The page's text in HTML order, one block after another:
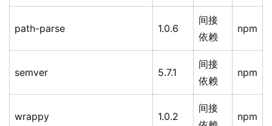
path-parse 1.0.6
间接
依赖
npm
semver 5.7.1
间接
依赖
npm
wrappy 1.0.2
间接
npm